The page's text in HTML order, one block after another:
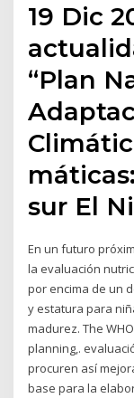
19 Dic
“Plan
sur El
En un futuro
la evaluación
por encima de un
y estatura para
madurez. The
planning,.
procuren así
base para la